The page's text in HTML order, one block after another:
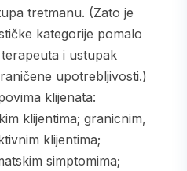
tretmanu. (Zato je
kategorije pomalo
i ustupak
upotrebljivosti.)
klijenata:
klijentima; granicnim,
klijentima;
simptomima;